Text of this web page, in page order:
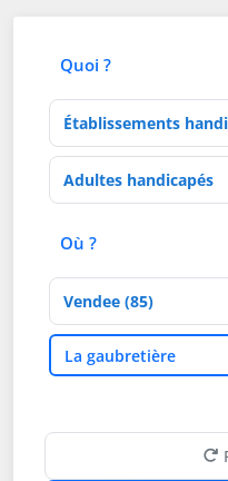
Quoi ?
Type d'établissement
Activités de soins
Où ?
Département
VilleLa gaubretière